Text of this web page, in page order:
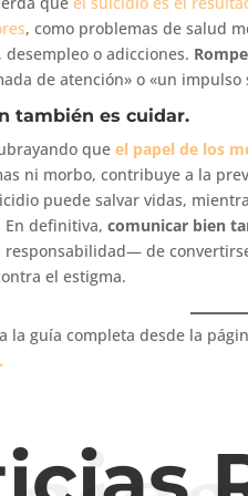
, como problemas de salud
o adicciones.
de atención» o «un
también es cuidar.
queel papel de los
ni morbo, contribuye a la
puede salvar vidas,
En definitiva,comunicar bien
de
el estigma.
la guía completa desde la